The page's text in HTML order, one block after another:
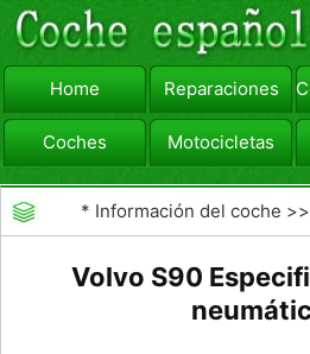
Home Reparaciones
Coches Motocicletas
viajar Camiones
* Información del coche
Volvo S90